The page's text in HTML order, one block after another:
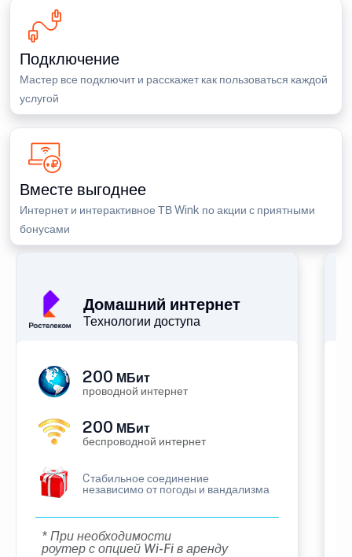
Подключение
Мастер все подключит и расскажет как пользоваться каждой
услугой
Вместе выгоднее
Интернет и интерактивное ТВ Wink по акции с приятными
бонусами
Домашний интернет
Технологии доступа
200 МБит
проводной интернет
200 МБит
беспроводной интернет
Cтабильное соединение
независимо от погоды и вандализма
* При необходимости
роутер с опцией Wi-Fi в аренду